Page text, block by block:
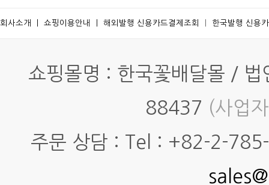
회사소개 쇼핑이용안내 해외발행 신용카드결제조회 한국발행 신용
쇼핑몰명 : 한국꽃배달몰 /
88437 (사업
주문 상담 : Tel : +82-2-